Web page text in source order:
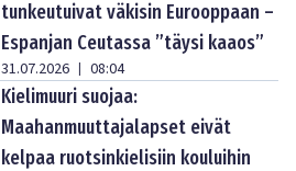
tunkeutuivat väkisin Eurooppaan –
Espanjan Ceutassa ”täysi kaaos”
31.07.2026 | 08:04
Kielimuuri suojaa:
Maahanmuuttajalapset eivät
kelpaa ruotsinkielisiin kouluihin